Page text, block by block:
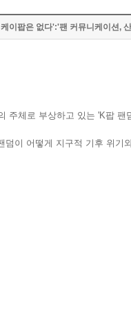
이팝은 없다':'팬 커뮤니케이션,
체로 부상하고 있는 'K팝
이 어떻게 지구적 기후 위